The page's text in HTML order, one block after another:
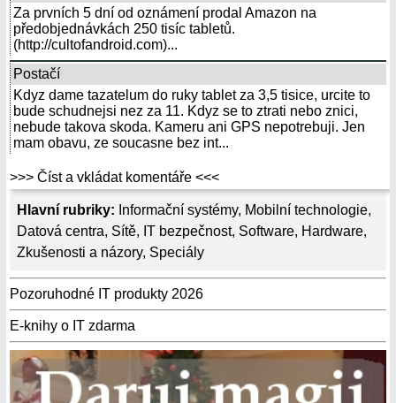
Hlavní rubriky: Informační systémy, Mobilní technologie,
Datová centra, Sítě, IT bezpečnost, Software, Hardware,
Zkušenosti a názory, Speciály
Pozoruhodné IT produkty 2026
E-knihy o IT zdarma
Za prvních 5 dní od oznámení prodal Amazon na
předobjednávkách 250 tisíc tabletů.
(http://cultofandroid.com)...
Postačí
Kdyz dame tazatelum do ruky tablet za 3,5 tisice, urcite to
bude schudnejsi nez za 11. Kdyz se to ztrati nebo znici,
nebude takova skoda. Kameru ani GPS nepotrebuji. Jen
mam obavu, ze soucasne bez int...
>>> Číst a vkládat komentáře <<<